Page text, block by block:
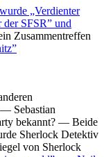
„Verdienter
SFSR” und
Zusammentreffen
— Sebastian
bekannt? — Beide
Sherlock Detektiv
von Sherlock